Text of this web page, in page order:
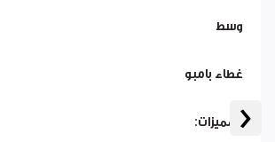
‹
وسط
غطاء بامبو
المميزات: